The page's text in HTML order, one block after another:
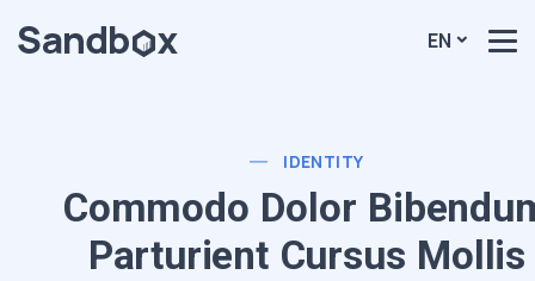
EN
IDENTITY
Commodo Dolor
Parturient Cursus Mollis